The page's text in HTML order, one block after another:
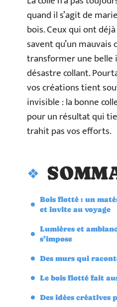
quand il s’agit de
bois. Ceux qui ont
savent qu’un mauvais
transformer une belle
désastre collant.
vos créations tient
invisible : la bonne
pour un résultat qui
trahit pas vos efforts.
Bois flotté : un
et invite au voyage
Lumières et
s’impose
Des murs qui
Le bois flotté fait
Des idées